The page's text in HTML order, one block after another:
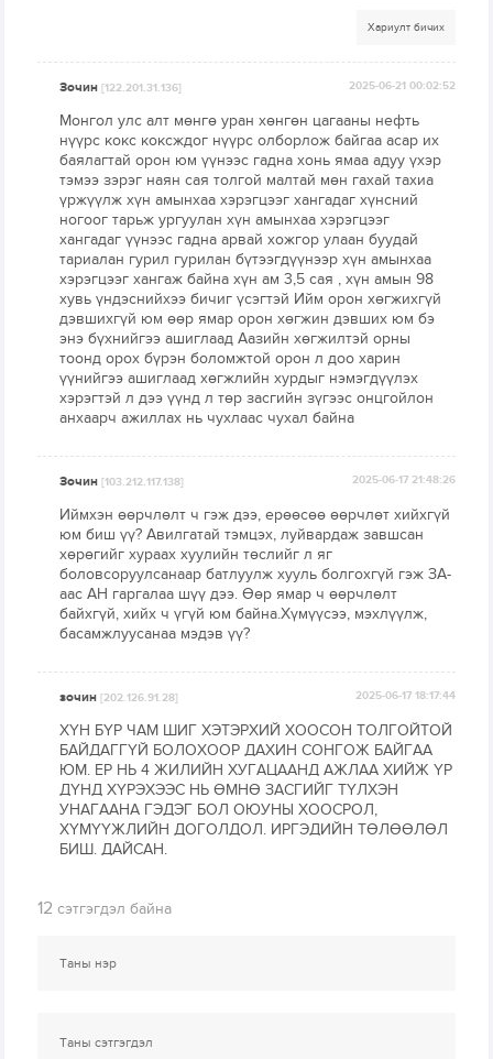
Хариулт бичих
Зочин[122.201.31.136] 2025-06-21 00:02:52
Монгол улс алт мөнгө уран хөнгөн цагааны нефть
нүүрс кокс коксждог нүүрс олборлож байгаа асар их
баялагтай орон юм үүнээс гадна хонь ямаа адуу үхэр
тэмээ зэрэг наян сая толгой малтай мөн гахай тахиа
үржүүлж хүн амынхаа хэрэгцээг хангадаг хүнсний
ногоог тарьж ургуулан хүн амынхаа хэрэгцээг
хангадаг үүнээс гадна арвай хожгор улаан буудай
тариалан гурил гурилан бүтээгдүүнээр хүн амынхаа
хэрэгцээг хангаж байна хүн ам 3,5 сая , хүн амын 98
хувь үндэснийхээ бичиг үсэгтэй Ийм орон хөгжихгүй
дэвшихгүй юм өөр ямар орон хөгжин дэвших юм бэ
энэ бүхнийгээ ашиглаад Аазийн хөгжилтэй орны
тоонд орох бүрэн боломжтой орон л доо харин
үүнийгээ ашиглаад хөгжлийн хурдыг нэмэгдүүлэх
хэрэгтэй л дээ үүнд л төр засгийн зүгээс онцгойлон
анхаарч ажиллах нь чухлаас чухал байна
Зочин[103.212.117.138] 2025-06-17 21:48:26
Иймхэн өөрчлөлт ч гэж дээ, ерөөсөө өөрчлөт хийхгүй
юм биш үү? Авилгатай тэмцэх, луйвардаж завшсан
хөрөгийг хураах хуулийн төслийг л яг
боловсоруулсанаар батлуулж хууль болгохгүй гэж ЗА-
аас АН гаргалаа шүү дээ. Өөр ямар ч өөрчлөлт
байхгүй, хийх ч үгүй юм байна.Хүмүүсээ, мэхлүүлж,
басамжлуусанаа мэдэв үү?
зочин[202.126.91.28] 2025-06-17 18:17:44
ХҮН БҮР ЧАМ ШИГ ХЭТЭРХИЙ ХООСОН ТОЛГОЙТОЙ
БАЙДАГГҮЙ БОЛОХООР ДАХИН СОНГОЖ БАЙГАА
ЮМ. ЕР НЬ 4 ЖИЛИЙН ХУГАЦААНД АЖЛАА ХИЙЖ ҮР
ДҮНД ХҮРЭХЭЭС НЬ ӨМНӨ ЗАСГИЙГ ТҮЛХЭН
УНАГААНА ГЭДЭГ БОЛ ОЮУНЫ ХООСРОЛ,
ХҮМҮҮЖЛИЙН ДОГОЛДОЛ. ИРГЭДИЙН ТӨЛӨӨЛӨЛ
БИШ. ДАЙСАН.
12 сэтгэгдэл байна